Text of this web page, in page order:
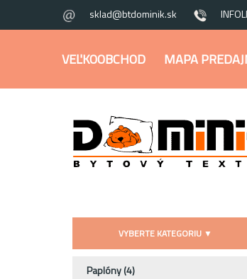
sklad@btdominik.sk
VEĽKOOBCHOD MAPA
VYBERTE KATEGORIU ▼
Paplóny(4)